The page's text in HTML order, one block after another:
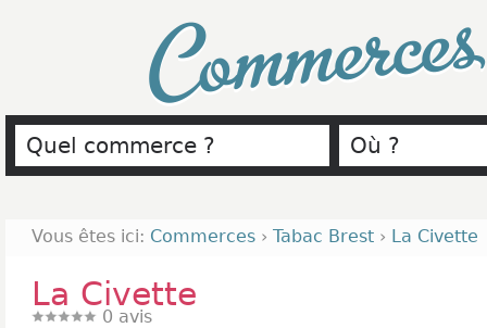
Vous êtes ici: Commerces › Tabac Brest › La Civette
La Civette
0 avis